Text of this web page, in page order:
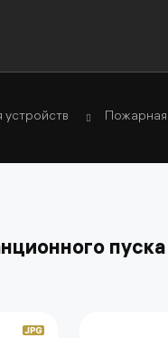
Пожарная